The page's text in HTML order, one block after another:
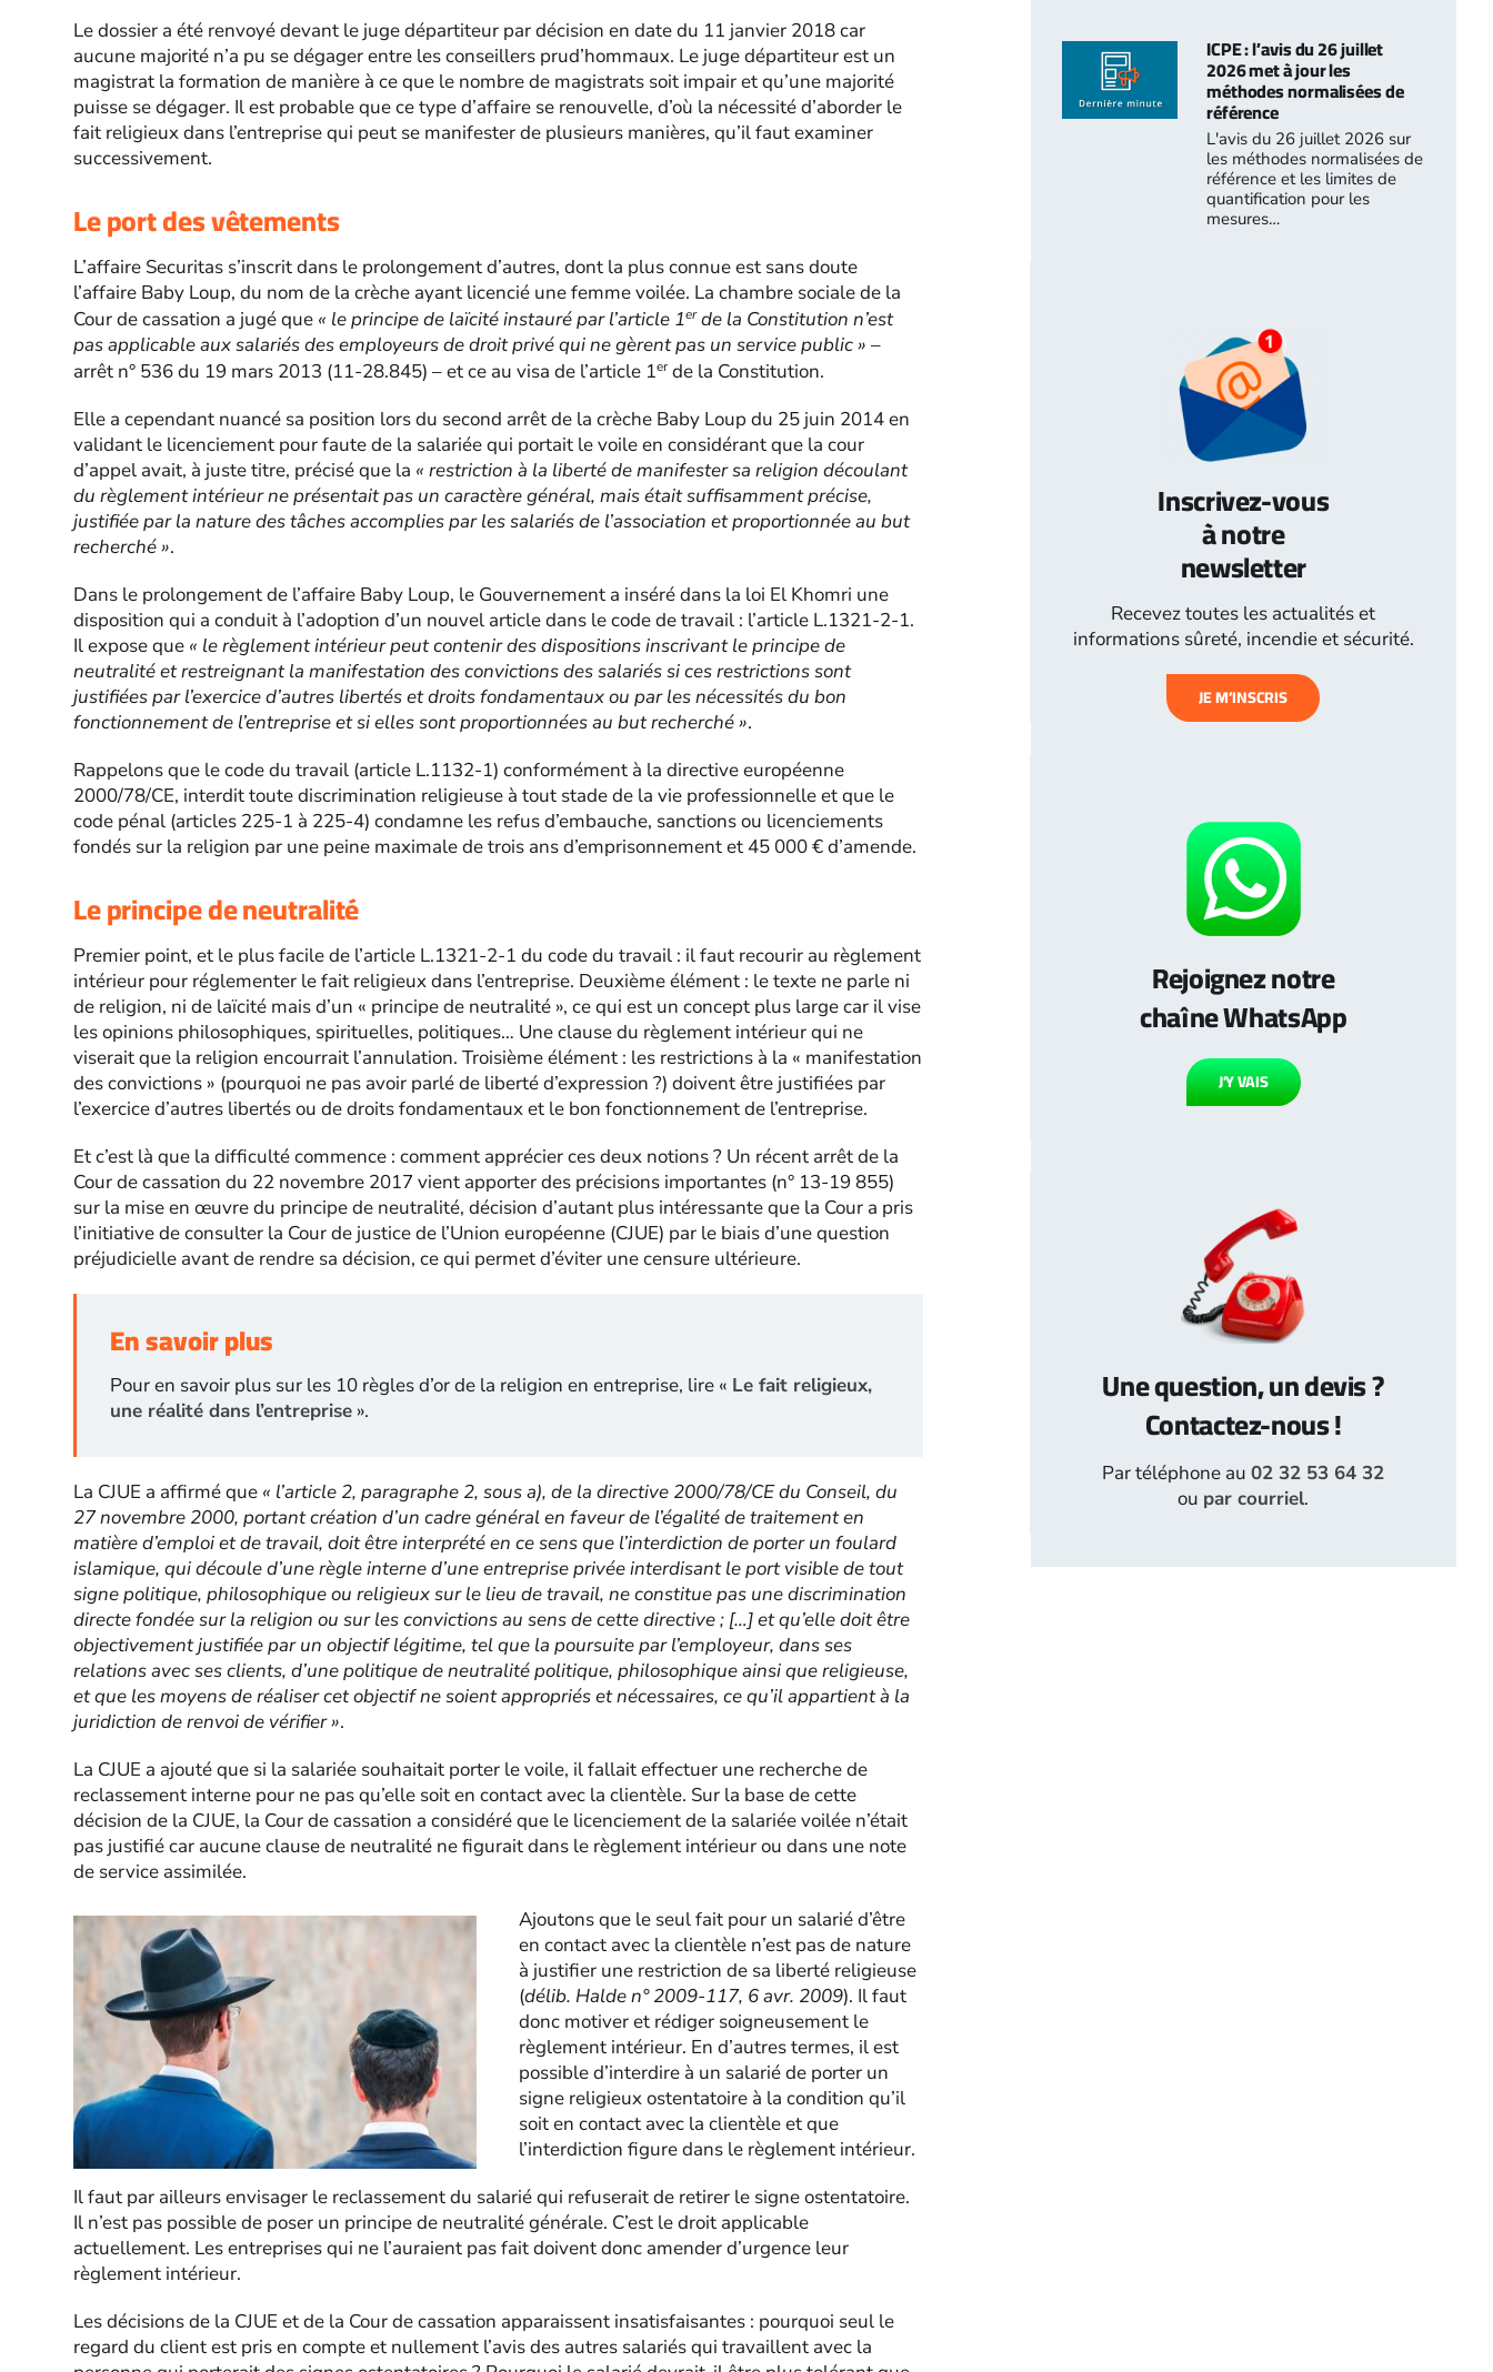
Le dossier a été renvoyé devant le juge départiteur par décision en date du 11 janvier 2018 car
aucune majorité n’a pu se dégager entre les conseillers prud’hommaux. Le juge départiteur est un
magistrat la formation de manière à ce que le nombre de magistrats soit impair et qu’une majorité
puisse se dégager. Il est probable que ce type d’affaire se renouvelle, d’où la nécessité d’aborder le
fait religieux dans l’entreprise qui peut se manifester de plusieurs manières, qu’il faut examiner
successivement.
Le port des vêtements
L’affaire Securitas s’inscrit dans le prolongement d’autres, dont la plus connue est sans doute
l’affaire Baby Loup, du nom de la crèche ayant licencié une femme voilée. La chambre sociale de la
Cour de cassation a jugé que « le principe de laïcité instauré par l’article 1erde la Constitution n’est
pas applicable aux salariés des employeurs de droit privé qui ne gèrent pas un service public » –
arrêt n° 536 du 19 mars 2013 (11-28.845) – et ce au visa de l’article 1erde la Constitution.
Elle a cependant nuancé sa position lors du second arrêt de la crèche Baby Loup du 25 juin 2014 en
validant le licenciement pour faute de la salariée qui portait le voile en considérant que la cour
d’appel avait, à juste titre, précisé que la « restriction à la liberté de manifester sa religion découlant
du règlement intérieur ne présentait pas un caractère général, mais était suffisamment précise,
justifiée par la nature des tâches accomplies par les salariés de l’association et proportionnée au but
recherché ».
Dans le prolongement de l’affaire Baby Loup, le Gouvernement a inséré dans la loi El Khomri une
disposition qui a conduit à l’adoption d’un nouvel article dans le code de travail : l’article L.1321-2-1.
Il expose que « le règlement intérieur peut contenir des dispositions inscrivant le principe de
neutralité et restreignant la manifestation des convictions des salariés si ces restrictions sont
justifiées par l’exercice d’autres libertés et droits fondamentaux ou par les nécessités du bon
fonctionnement de l’entreprise et si elles sont proportionnées au but recherché ».
Rappelons que le code du travail (article L.1132-1) conformément à la directive européenne
2000/78/CE, interdit toute discrimination religieuse à tout stade de la vie professionnelle et que le
code pénal (articles 225-1 à 225-4) condamne les refus d’embauche, sanctions ou licenciements
fondés sur la religion par une peine maximale de trois ans d’emprisonnement et 45 000 € d’amende.
Le principe de neutralité
Premier point, et le plus facile de l’article L.1321-2-1 du code du travail : il faut recourir au règlement
intérieur pour réglementer le fait religieux dans l’entreprise. Deuxième élément : le texte ne parle ni
de religion, ni de laïcité mais d’un « principe de neutralité », ce qui est un concept plus large car il vise
les opinions philosophiques, spirituelles, politiques… Une clause du règlement intérieur qui ne
viserait que la religion encourrait l’annulation. Troisième élément : les restrictions à la « manifestation
des convictions » (pourquoi ne pas avoir parlé de liberté d’expression ?) doivent être justifiées par
l’exercice d’autres libertés ou de droits fondamentaux et le bon fonctionnement de l’entreprise.
Et c’est là que la difficulté commence : comment apprécier ces deux notions ? Un récent arrêt de la
Cour de cassation du 22 novembre 2017 vient apporter des précisions importantes (n° 13-19 855)
sur la mise en œuvre du principe de neutralité, décision d’autant plus intéressante que la Cour a pris
l’initiative de consulter la Cour de justice de l’Union européenne (CJUE) par le biais d’une question
préjudicielle avant de rendre sa décision, ce qui permet d’éviter une censure ultérieure.
En savoir plus
Pour en savoir plus sur les 10 règles d’or de la religion en entreprise, lire « Le fait religieux,
une réalité dans l’entreprise».
La CJUE a affirmé que « l’article 2, paragraphe 2, sous a), de la directive 2000/78/CE du Conseil, du
27 novembre 2000, portant création d’un cadre général en faveur de l’égalité de traitement en
matière d’emploi et de travail, doit être interprété en ce sens que l’interdiction de porter un foulard
islamique, qui découle d’une règle interne d’une entreprise privée interdisant le port visible de tout
signe politique, philosophique ou religieux sur le lieu de travail, ne constitue pas une discrimination
directe fondée sur la religion ou sur les convictions au sens de cette directive ; […] et qu’elle doit être
objectivement justifiée par un objectif légitime, tel que la poursuite par l’employeur, dans ses
relations avec ses clients, d’une politique de neutralité politique, philosophique ainsi que religieuse,
et que les moyens de réaliser cet objectif ne soient appropriés et nécessaires, ce qu’il appartient à la
juridiction de renvoi de vérifier ».
La CJUE a ajouté que si la salariée souhaitait porter le voile, il fallait effectuer une recherche de
reclassement interne pour ne pas qu’elle soit en contact avec la clientèle. Sur la base de cette
décision de la CJUE, la Cour de cassation a considéré que le licenciement de la salariée voilée n’était
pas justifié car aucune clause de neutralité ne figurait dans le règlement intérieur ou dans une note
de service assimilée.
Ajoutons que le seul fait pour un salarié d’être
en contact avec la clientèle n’est pas de nature
à justifier une restriction de sa liberté religieuse
(délib. Halde n° 2009-117, 6 avr. 2009). Il faut
donc motiver et rédiger soigneusement le
règlement intérieur. En d’autres termes, il est
possible d’interdire à un salarié de porter un
signe religieux ostentatoire à la condition qu’il
soit en contact avec la clientèle et que
l’interdiction figure dans le règlement intérieur.
Il faut par ailleurs envisager le reclassement du salarié qui refuserait de retirer le signe ostentatoire.
Il n’est pas possible de poser un principe de neutralité générale. C’est le droit applicable
actuellement. Les entreprises qui ne l’auraient pas fait doivent donc amender d’urgence leur
règlement intérieur.
Les décisions de la CJUE et de la Cour de cassation apparaissent insatisfaisantes : pourquoi seul le
regard du client est pris en compte et nullement l’avis des autres salariés qui travaillent avec la
ICPE : l’avis du 26 juillet
2026 met à jour les
méthodes normalisées de
référence
L'avis du 26 juillet 2026 sur
les méthodes normalisées de
référence et les limites de
quantification pour les
mesures…
Inscrivez-vous
à notre
newsletter
Recevez toutes les actualités et
informations sûreté, incendie et sécurité.
JE M’INSCRIS
Rejoignez notre
chaîne WhatsApp
J’Y VAIS
Une question, un devis ?
Contactez-nous !
Par téléphone au02 32 53 64 32
ou par courriel.